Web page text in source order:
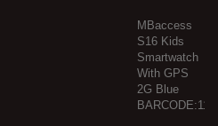
MBaccess
S16 Kids
Smartwatch
With GPS
2G Blue